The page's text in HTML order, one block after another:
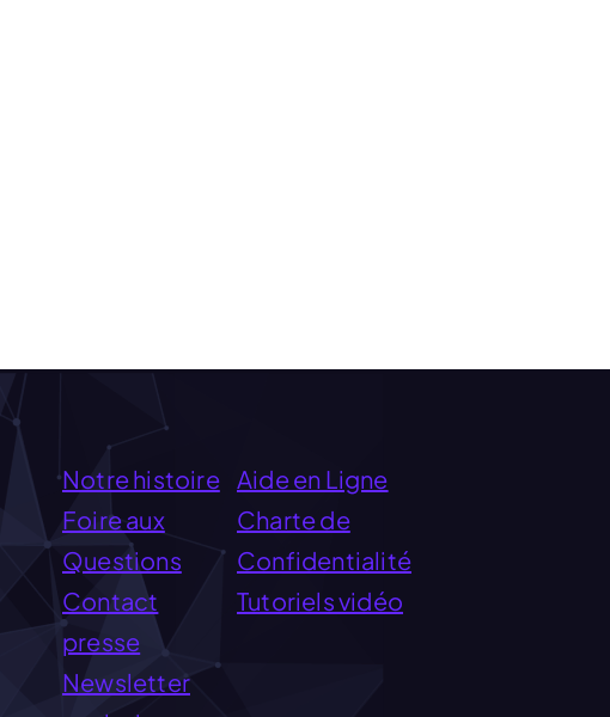
Notre histoire Aide en Ligne
Foire aux
Questions
Charte de
Confidentialité
Contact
presse
Tutoriels vidéo
Newsletter